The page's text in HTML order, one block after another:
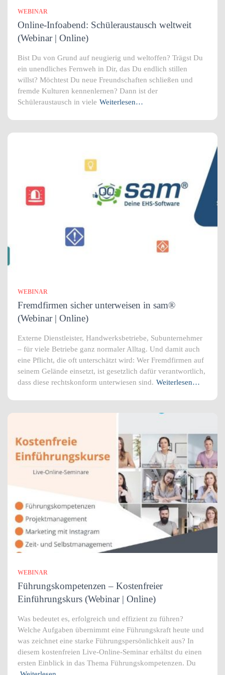
WEBINAR
Online-Infoabend: Schüleraustausch weltweit
(Webinar | Online)
Bist Du von Grund auf neugierig und weltoffen? Trägst Du
ein unendliches Fernweh in Dir, das Du endlich stillen
willst? Möchtest Du neue Freundschaften schließen und
fremde Kulturen kennenlernen? Dann ist der
Schüleraustausch in viele Weiterlesen…
WEBINAR
Fremdfirmen sicher unterweisen in sam®
(Webinar | Online)
Externe Dienstleister, Handwerksbetriebe, Subunternehmer
– für viele Betriebe ganz normaler Alltag. Und damit auch
eine Pflicht, die oft unterschätzt wird: Wer Fremdfirmen auf
seinem Gelände einsetzt, ist gesetzlich dafür verantwortlich,
dass diese rechtskonform unterwiesen sind. Weiterlesen…
WEBINAR
Führungskompetenzen – Kostenfreier
Einführungskurs (Webinar | Online)
Was bedeutet es, erfolgreich und effizient zu führen?
Welche Aufgaben übernimmt eine Führungskraft heute und
was zeichnet eine starke Führungspersönlichkeit aus? In
diesem kostenfreien Live-Online-Seminar erhältst du einen
ersten Einblick in das Thema Führungskompetenzen. Du